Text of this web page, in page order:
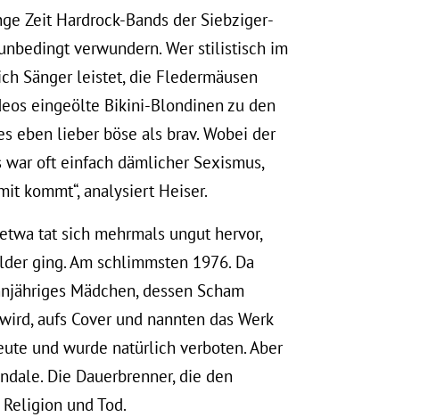
Zeit Hardrock-Bands der Siebziger-
verwundern. Wer stilistisch im
Sänger leistet, die Fledermäusen
eingeölte Bikini-Blondinen zu den
eben lieber böse als brav. Wobei der
war oft einfach dämlicher Sexismus,
kommt“, analysiert Heiser.
etwa tat sich mehrmals ungut hervor,
ging. Am schlimmsten 1976. Da
Mädchen, dessen Scham
aufs Cover und nannten das Werk
und wurde natürlich verboten. Aber
Die Dauerbrenner, die den
und Tod.